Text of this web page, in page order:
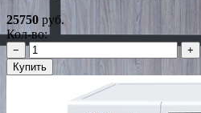
25750 руб.
Кол-во:
−
+
Купить